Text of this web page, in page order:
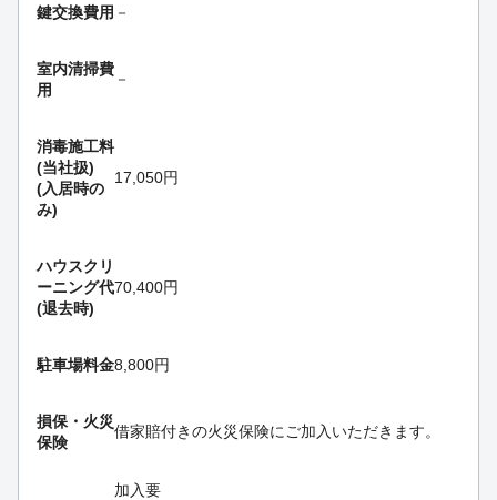
鍵交換費用 －
室内清掃費
用
－
消毒施工料
(当社扱)
(入居時の
み)
17,050円
ハウスクリ
ーニング代
(退去時)
70,400円
駐車場料金8,800円
損保・ 火災
保険
借家賠付きの火災保険にご加入いただきます。
加入要